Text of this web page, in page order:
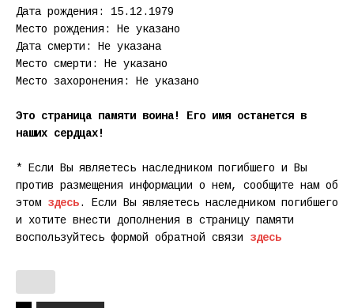
Дата рождения: 15.12.1979
Место рождения: Не указано
Дата смерти: Не указана
Место смерти: Не указано
Место захоронения: Не указано
Это страница памяти воина! Его имя останется в
наших сердцах!
* Если Вы являетесь наследником погибшего и Вы
против размещения информации о нем, сообщите нам об
этом здесь. Если Вы являетесь наследником погибшего
и хотите внести дополнения в страницу памяти
воспользуйтесь формой обратной связи здесь